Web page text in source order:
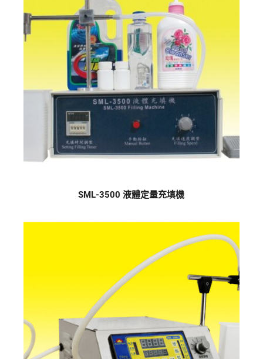
SML-3500 液體定量充填機